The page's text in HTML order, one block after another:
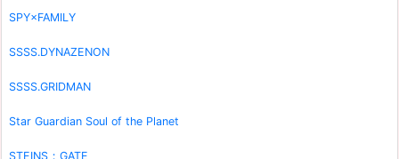
SPY×FAMILY
SSSS.DYNAZENON
SSSS.GRIDMAN
Star Guardian Soul of the Planet
STEINS；GATE